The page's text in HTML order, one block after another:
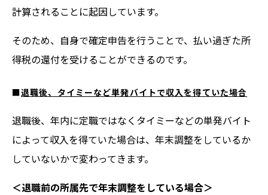
計算されることに起因しています。
そのため、自身で確定申告を行うことで、払い過ぎた所
得税の還付を受けることができるのです。
■退職後、タイミーなど単発バイトで収入を得ていた場合
退職後、年内に定職ではなくタイミーなどの単発バイト
によって収入を得ていた場合は、年末調整をしているか
していないかで変わってきます。
＜退職前の所属先で年末調整をしている場合＞